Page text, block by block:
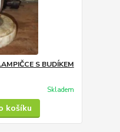
S BUDÍKEM
Skladem
košíku